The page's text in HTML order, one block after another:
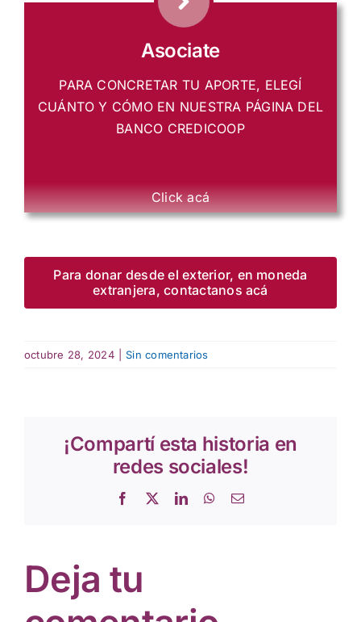
Asociate
PARA CONCRETAR TU APORTE, ELEGÍ
CUÁNTO Y CÓMO EN NUESTRA PÁGINA DEL
BANCO CREDICOOP
Click acá
Para donar desde el exterior, en moneda
extranjera, contactanos acá
octubre 28, 2024 Sin comentarios
¡Compartí esta historia en
redes sociales!
Facebook
X LinkedInWhatsApp
Correo
Deja tu